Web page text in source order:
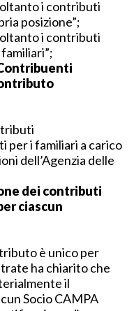
i contributi
posizione”;
i contributi
per i familiari a carico
dell’Agenzia delle
dei contributi
ciascun
è unico per
ha chiarito che
il
Socio CAMPA